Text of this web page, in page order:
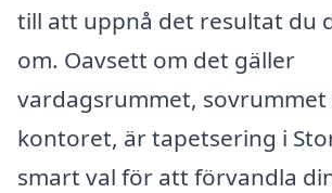
till att uppnå det resultat du
om. Oavsett om det gäller
vardagsrummet, sovrummet
kontoret, är tapetsering i
smart val för att förvandla